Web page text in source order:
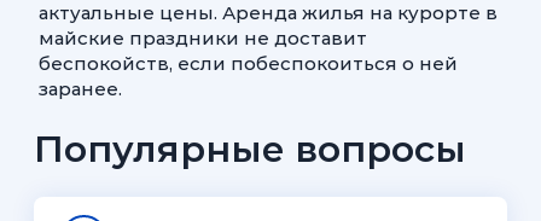
актуальные цены. Аренда жилья на курорте в
майские праздники не доставит
беспокойств, если побеспокоиться о ней
заранее.
Популярные вопросы